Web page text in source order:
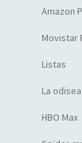
Amazon
Movistar
Listas
La odisea
HBO Max